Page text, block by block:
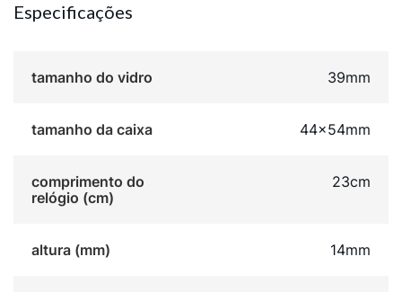
Especificações
tamanho do vidro 39mm
tamanho da caixa 44x54mm
comprimento do
relógio (cm)
23cm
altura (mm) 14mm